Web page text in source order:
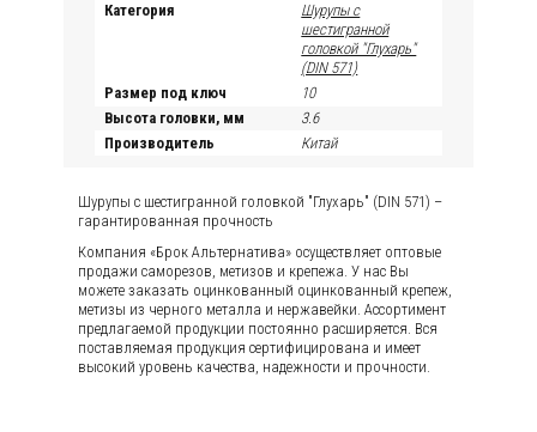
Категория
Шурупы с
шестигранной
головкой "Глухарь"
(DIN 571)
Размер под ключ
10
Высота головки, мм
3.6
Производитель
Китай
Шурупы с шестигранной головкой "Глухарь" (DIN 571) –
гарантированная прочность
Компания «Брок Альтернатива» осуществляет оптовые
продажи саморезов, метизов и крепежа. У нас Вы
можете заказать оцинкованный оцинкованный крепеж,
метизы из черного металла и нержавейки. Ассортимент
предлагаемой продукции постоянно расширяется. Вся
поставляемая продукция сертифицирована и имеет
высокий уровень качества, надежности и прочности.